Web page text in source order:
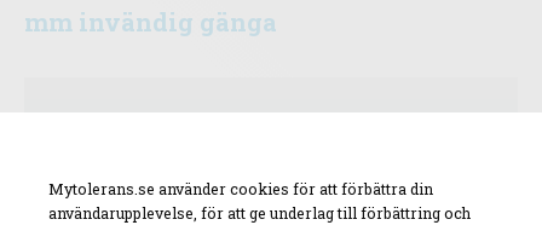
mm invändig gänga
Mytolerans.se använder cookies för att förbättra din
användarupplevelse, för att ge underlag till förbättring och